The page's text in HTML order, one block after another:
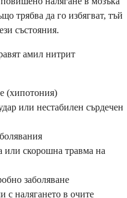
трябва да го избягват, тъй
състояния.
амил нитрит
(хипотония)
или нестабилен сърдечен
или скорошна травма на
заболяване
с налягането в очите